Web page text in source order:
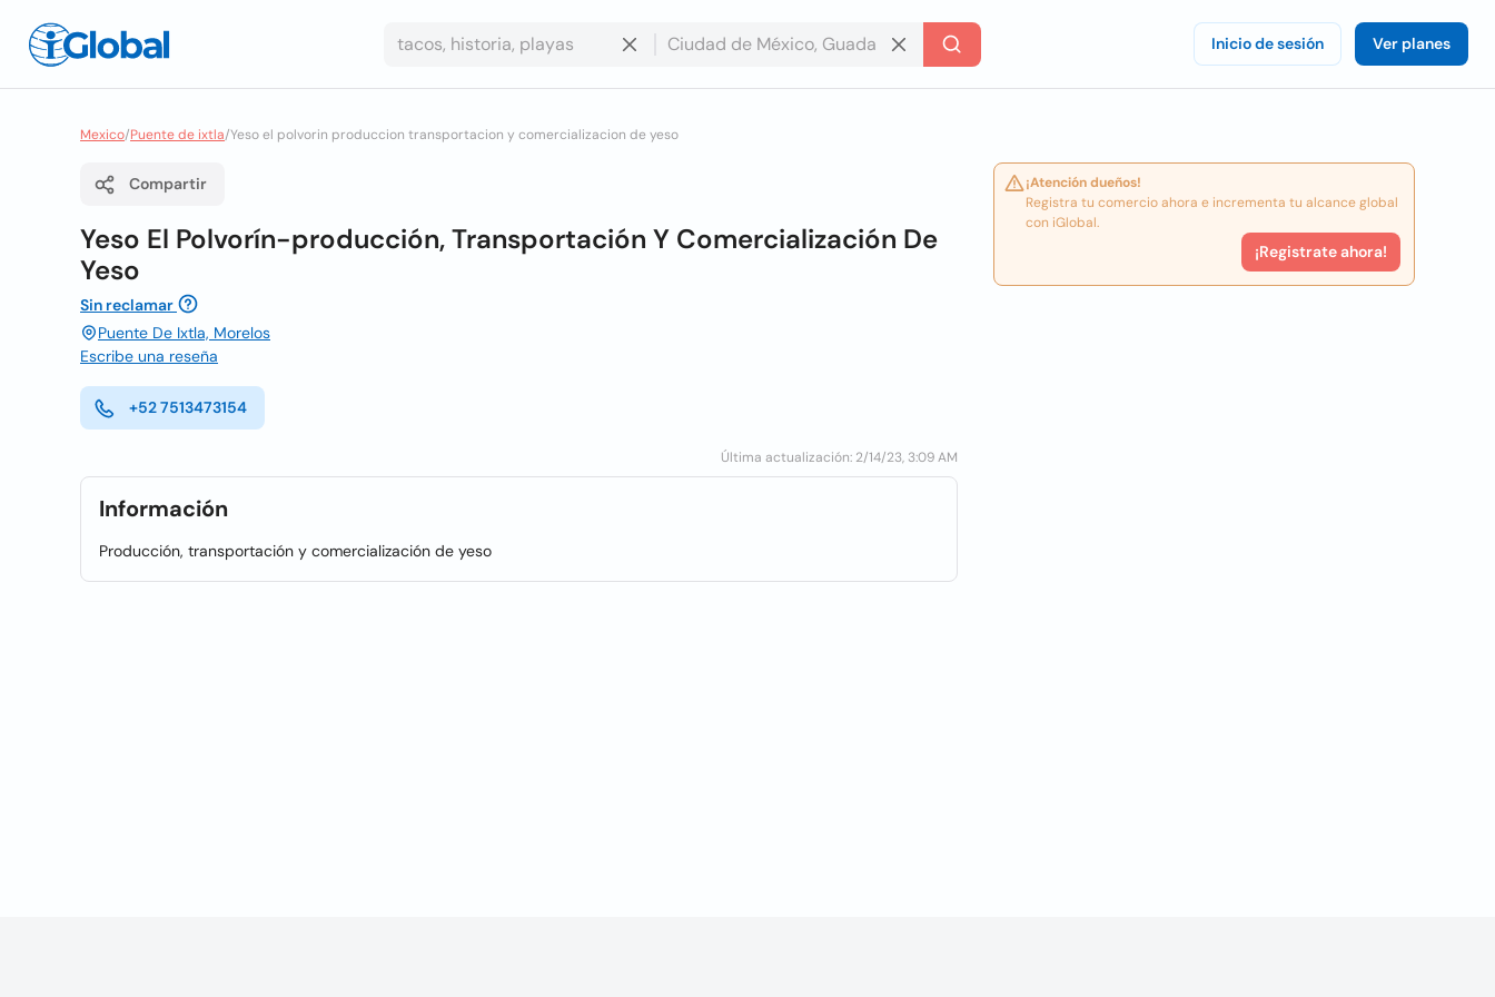
Inicio de sesión Ver planes
Mexico/Puente de ixtla/Yeso el polvorin produccion transportacion y comercializacion de yeso
Compartir
Yeso El Polvorín-producción, Transportación Y Comercialización De
Yeso
Sin reclamar
Puente De Ixtla, Morelos
Escribe una reseña
+52 7513473154
Última actualización: 2/14/23, 3:09 AM
Información
Producción, transportación y comercialización de yeso
¡Atención dueños!
Registra tu comercio ahora e incrementa tu alcance global
con iGlobal.
¡Registrate ahora!